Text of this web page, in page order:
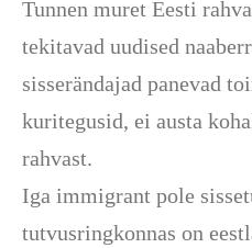
Tunnen muret Eesti
tekitavad uudised
sisserändajad panevad
kuritegusid, ei austa
rahvast.
Iga immigrant pole
tutvusringkonnas on